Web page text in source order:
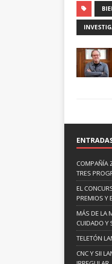
COMPAÑÍA
TRES
EL
PREMIOS Y
MÁS DE LA
CUIDADO Y
TELETÓN
CNC Y SII